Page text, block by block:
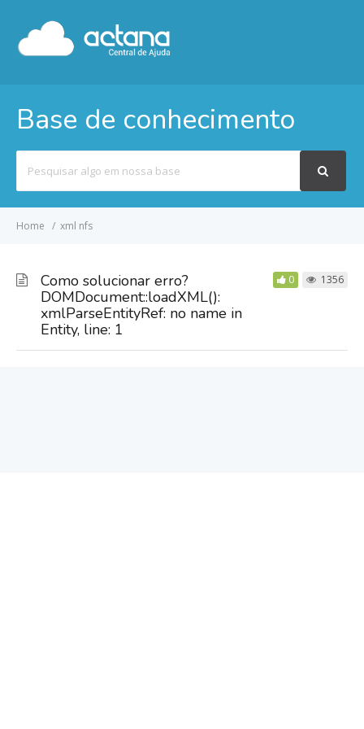
Base de conhecimento
por
Home xml nfs
Como solucionar erro?
DOMDocument::loadXML():
xmlParseEntityRef: no name in
Entity, line: 1
0 1356